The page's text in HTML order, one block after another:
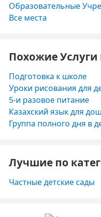
Образовательные
Все места
Похожие
Подготовка к школе
Уроки рисования для
5-и разовое питание
Казахский язык для
Группа полного дня в
Лучшие по
Частные детские сады